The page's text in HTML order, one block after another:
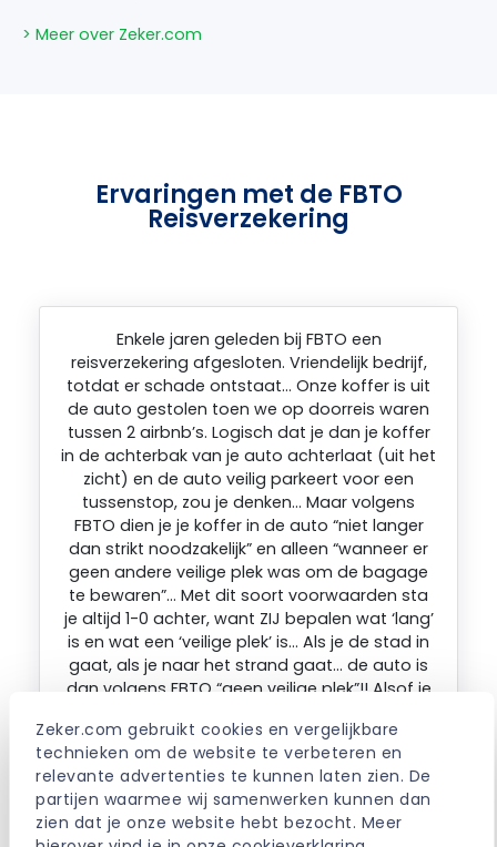
Zeker.com gebruikt cookies en vergelijkbare
technieken om de website te verbeteren en
relevante advertenties te kunnen laten zien. De
partijen waarmee wij samenwerken kunnen dan
zien dat je onze website hebt bezocht. Meer
> Meer over Zeker.com
Ervaringen met de FBTO
Reisverzekering
Enkele jaren geleden bij FBTO een
reisverzekering afgesloten. Vriendelijk bedrijf,
totdat er schade ontstaat… Onze koffer is uit
de auto gestolen toen we op doorreis waren
tussen 2 airbnb’s. Logisch dat je dan je koffer
in de achterbak van je auto achterlaat (uit het
zicht) en de auto veilig parkeert voor een
tussenstop, zou je denken… Maar volgens
FBTO dien je je koffer in de auto “niet langer
dan strikt noodzakelijk” en alleen “wanneer er
geen andere veilige plek was om de bagage
te bewaren”… Met dit soort voorwaarden sta
je altijd 1-0 achter, want ZIJ bepalen wat ‘lang’
is en wat een ‘veilige plek’ is… Als je de stad in
gaat, als je naar het strand gaat… de auto is
dan volgens FBTO “geen veilige plek”!! Alsof je
alles behalve dan in de auto! En hiermee weet
FBTO dus elke claim af te wijzen!! Ze vragen
niet waar je bent geweest, hoe lang je daar
bent geweest, wat je daar hebt gedaan, of er
andere manieren waren om je koffer op te